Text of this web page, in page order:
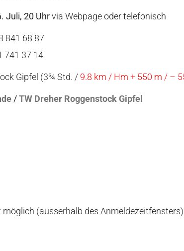
Juli, 20 Uhrvia Webpage oder telefonisch
841 68 87
741 37 14
Gipfel (3¾ Std. / 9.8 km / Hm + 550 m / –
/TW Dreher Roggenstock Gipfel
(ausserhalb des